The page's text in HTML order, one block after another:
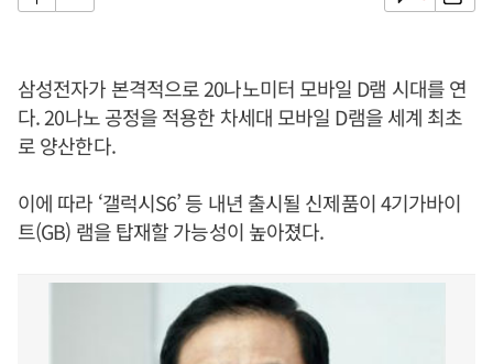
삼성전자가 본격적으로 20나노미터 모바일 D램 시대를 연
다. 20나노 공정을 적용한 차세대 모바일 D램을 세계 최초
로 양산한다.
이에 따라 ‘갤럭시S6’ 등 내년 출시될 신제품이 4기가바이
트(GB) 램을 탑재할 가능성이 높아졌다.